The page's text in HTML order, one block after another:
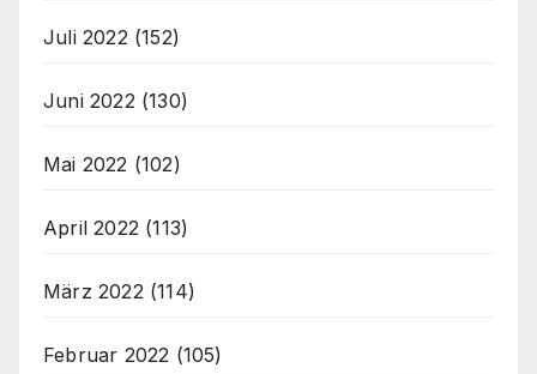
Juli 2022 (152)
Juni 2022 (130)
Mai 2022 (102)
April 2022 (113)
März 2022 (114)
Februar 2022 (105)